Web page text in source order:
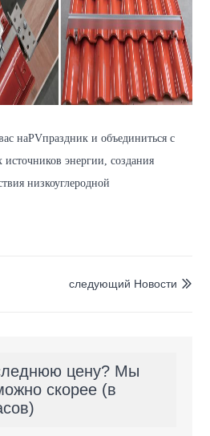
наPVпраздник и объединиться с
энергии, создания
низкоуглеродной

следующий Hовости
цену? Мы
скорее (в